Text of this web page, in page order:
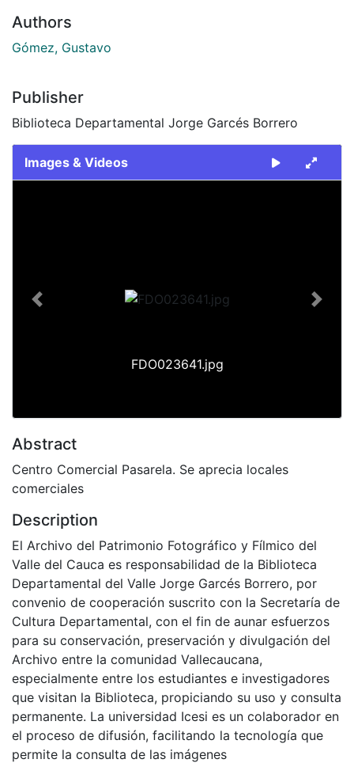
Authors
Gómez, Gustavo
Publisher
Biblioteca Departamental Jorge Garcés Borrero
Images & Videos
FDO023641.jpg
Previous Next
Abstract
Centro Comercial Pasarela. Se aprecia locales
comerciales
Description
El Archivo del Patrimonio Fotográfico y Fílmico del
Valle del Cauca es responsabilidad de la Biblioteca
Departamental del Valle Jorge Garcés Borrero, por
convenio de cooperación suscrito con la Secretaría de
Cultura Departamental, con el fin de aunar esfuerzos
para su conservación, preservación y divulgación del
Archivo entre la comunidad Vallecaucana,
especialmente entre los estudiantes e investigadores
que visitan la Biblioteca, propiciando su uso y consulta
permanente. La universidad Icesi es un colaborador en
el proceso de difusión, facilitando la tecnología que
permite la consulta de las imágenes